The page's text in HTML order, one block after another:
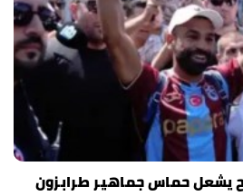
يشعل حماس جماهير طرابزون